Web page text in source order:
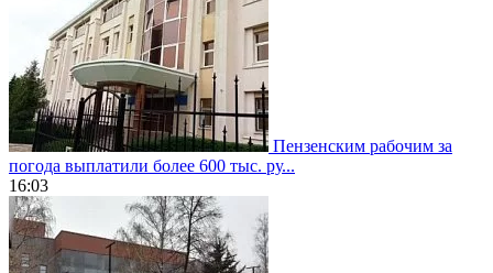
Пензенским рабочим за
погода выплатили более 600 тыс. ру...
16:03